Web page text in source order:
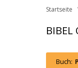
Startseite
BIBEL
Buch: